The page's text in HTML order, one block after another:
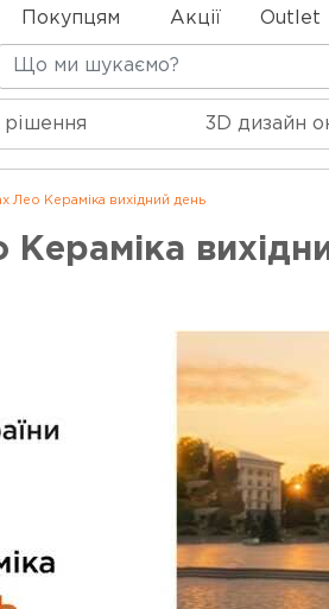
Покупцям Акції Outlet
рішення 3D дизайн
Лео Кераміка вихідний день